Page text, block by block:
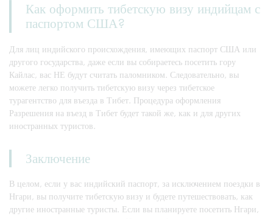
Как оформить тибетскую визу индийцам с
паспортом США?
Для лиц индийского происхождения, имеющих паспорт США или
другого государства, даже если вы собираетесь посетить гору
Кайлас, вас НЕ будут считать паломником. Следовательно, вы
можете легко получить тибетскую визу через тибетское
турагентство для въезда в Тибет. Процедура оформления
Разрешения на въезд в Тибет будет такой же, как и для других
иностранных туристов.
Заключение
В целом, если у вас индийский паспорт, за исключением поездки в
Нгари, вы получите тибетскую визу и будете путешествовать, как
другие иностранные туристы. Если вы планируете посетить Нгари,